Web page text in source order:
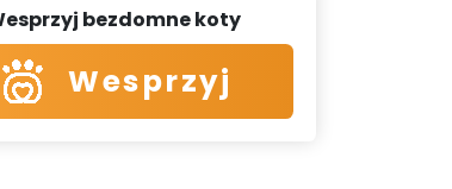
bezdomne koty
Wesprzyj